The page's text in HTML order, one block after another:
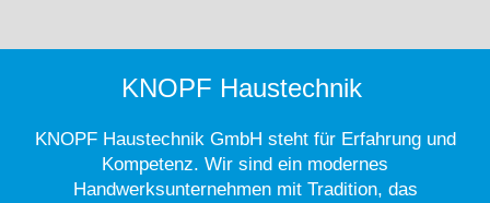
KNOPF Haustechnik
KNOPF Haustechnik GmbH steht für Erfahrung und
Kompetenz. Wir sind ein modernes
Handwerksunternehmen mit Tradition, das